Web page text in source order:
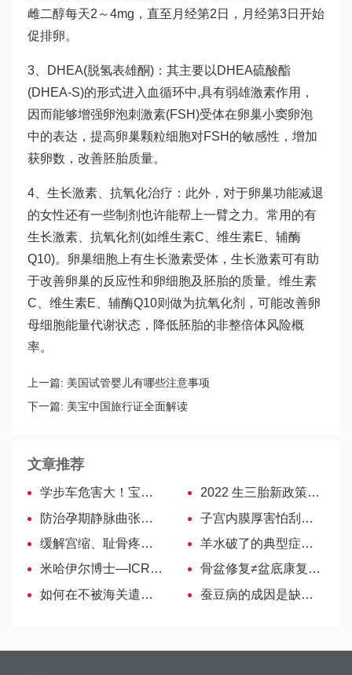
雌二醇每天2～4mg，直至月经第2日，月经第3日开始
促排卵。
3、DHEA(脱氢表雄酮)：其主要以DHEA硫酸酯
(DHEA-S)的形式进入血循环中,具有弱雄激素作用，
因而能够增强卵泡刺激素(FSH)受体在卵巢小窦卵泡
中的表达，提高卵巢颗粒细胞对FSH的敏感性，增加
获卵数，改善胚胎质量。
4、生长激素、抗氧化治疗：此外，对于卵巢功能减退
的女性还有一些制剂也许能帮上一臂之力。常用的有
生长激素、抗氧化剂(如维生素C、维生素E、辅酶
Q10)。卵巢细胞上有生长激素受体，生长激素可有助
于改善卵巢的反应性和卵细胞及胚胎的质量。维生素
C、维生素E、辅酶Q10则做为抗氧化剂，可能改善卵
母细胞能量代谢状态，降低胚胎的非整倍体风险概
率。
上一篇: 美国试管婴儿有哪些注意事项
下一篇: 美宝中国旅行证全面解读
文章推荐
学步车危害大！宝妈不能忽视！
2022 生三胎新政策含奖励，来看看国家补助 100 万是真是假
防治孕期静脉曲张有方法，三忌三宜要记牢！
子宫内膜厚害怕刮宫？影响怀孕实为无稽之谈
缓解宫缩、耻骨疼？托腹带对孕妇仅有5大作用
羊水破了的典型症状，三分钟教你如何准确判断
米哈伊尔博士—ICRM医院最高级别的妇产科医生
骨盆修复≠盆底康复，做哪个好宝妈们要搞清楚-美国试管婴儿
如何在不被海关遣返的情况下去美国生孩子
蚕豆病的成因是缺乏G6PD，新生儿、成人发病原因分析